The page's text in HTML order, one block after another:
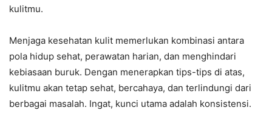
kulitmu.
Menjaga kesehatan kulit memerlukan kombinasi antara
pola hidup sehat, perawatan harian, dan menghindari
kebiasaan buruk. Dengan menerapkan tips-tips di atas,
kulitmu akan tetap sehat, bercahaya, dan terlindungi dari
berbagai masalah. Ingat, kunci utama adalah konsistensi.